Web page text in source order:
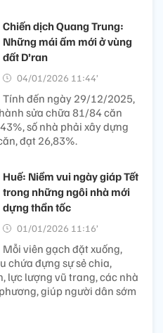
Chiến dịch Quang Trung:
Những mái ấm mới ở vùng
đất D’ran
04/01/2026 11:44’
Tính đến ngày 29/12/2025,
sửa chữa 81/84 căn
số nhà phải xây dựng
đạt 26,83%.
Huế: Niềm vui ngày giáp Tết
trong những ngôi nhà mới
dựng thần tốc
01/01/2026 11:16’
Mỗi viên gạch đặt xuống,
chứa đựng sự sẻ chia,
lực lượng vũ trang, các nhà
giúp người dân sớm